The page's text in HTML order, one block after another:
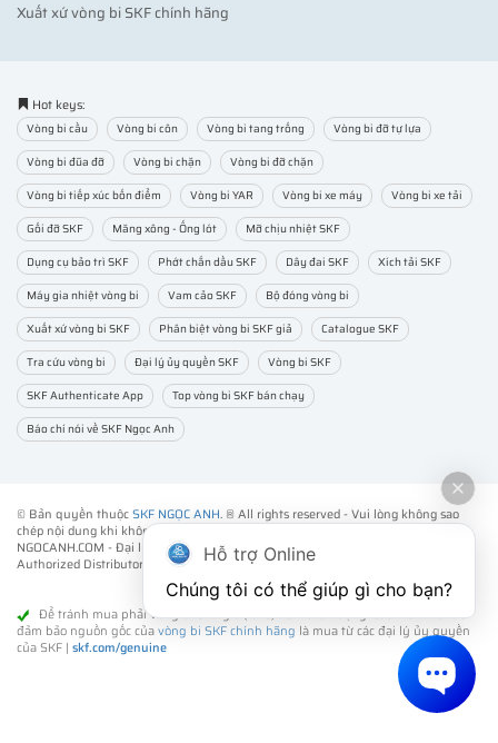
Xuất xứ vòng bi SKF chính hãng
Hot keys:
Vòng bi cầu Vòng bi côn Vòng bi tang trống
Vòng bi đỡ tự lựa
Vòng bi đũa đỡ
Vòng bi chặn
Vòng bi đỡ chặn
Vòng bi tiếp xúc bốn điểm
Vòng bi YAR Vòng bi xe máy
Vòng bi xe tải
Gối đỡ SKF
Măng xông - Ống lót
Mỡ chịu nhiệt SKF
Dụng cụ bảo trì SKF
Phớt chắn dầu SKF Dây đai SKF
Xích tải SKF
Máy gia nhiệt vòng bi
Vam cảo SKF
Bộ đóng vòng bi
Xuất xứ vòng bi SKF
Phân biệt vòng bi SKF giả
Catalogue SKF
Tra cứu vòng bi
Đại lý ủy quyền SKF
Vòng bi SKF
SKF Authenticate App
Top vòng bi SKF bán chạy
Báo chí nói về SKF Ngọc Anh
© Bản quyền thuộcSKF NGỌC ANH. ® All rights reserved - Vui lòng không sao
chép nội dung khi không được sự đồng ý của chúng tôi.
NGOCANH.COM - Đại lý ủy quyền vòng bi bạc đạn SKF chính hãng -
Authorized Distributor - Phân phối các sản phẩm SKF chính hãng tại Việt Nam.
Để tránh mua phải vòng bi SKF giả (fake) kém chất lượng. Cách tốt nhất để
đảm bảo nguồn gốc củavòng bi SKF chính hãng là mua từ các đại lý ủy quyền
của SKF | skf.com/genuine
Hỗ trợ Online
Chúng tôi có thể giúp gì cho bạn?